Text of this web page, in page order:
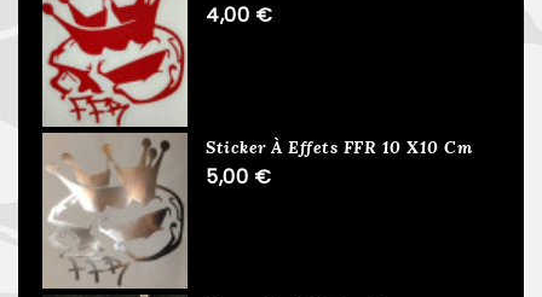
4,00 €
Sticker À Effets FFR 10 X10 Cm
5,00 €